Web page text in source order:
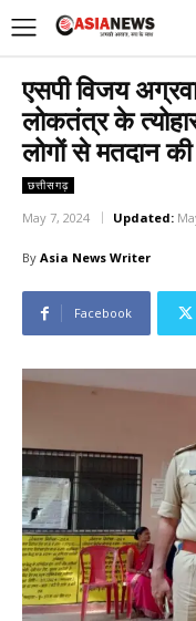
एसपी विजय
लोकतंत्र के
लोगों से मतदान
छत्तीसगढ़
May 7, 2024 Updated:
By Asia News Writer
Facebook